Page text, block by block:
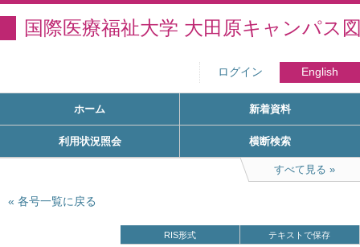
国際医療福祉大学 大田原キャンパス
ログイン English
ホーム 新着資料
利用状況照会 横断検索
すべて見る
各号一覧に戻る
RIS形式 テキストで保存